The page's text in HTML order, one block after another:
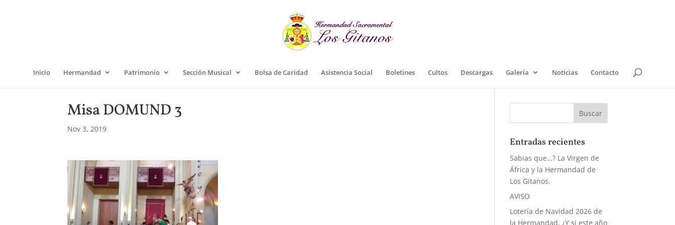
Inicio Hermandad Patrimonio Sección Musical Bolsa de Caridad Asistencia Social Boletines Cultos Descargas Galería Noticias Contacto
Misa DOMUND 3
Nov 3, 2019
Entradas recientes
Sabias que…? La Virgen de
África y la Hermandad de
Los Gitanos.
AVISO
Lotería de Navidad 2026 de
la Hermandad, ¿Y si este año